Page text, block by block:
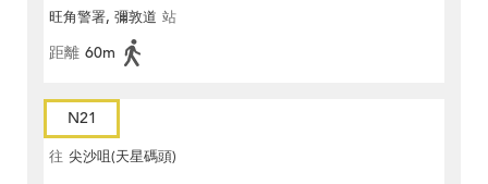
旺角警署, 彌敦道 站
距離 60m
N21
往 尖沙咀(天星碼頭)